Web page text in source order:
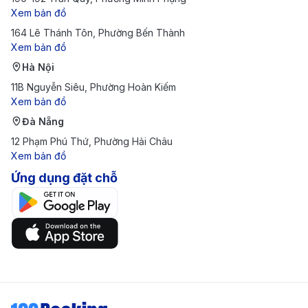
TP.HCM đi Dresden ở 190 Booking?
Xem bản đồ
164 Lê Thánh Tôn, Phường Bến Thành
Xem bản đồ
Hà Nội
11B Nguyễn Siêu, Phường Hoàn Kiếm
Xem bản đồ
Đà Nẵng
12 Phạm Phú Thứ, Phường Hải Châu
Xem bản đồ
Ứng dụng đặt chỗ